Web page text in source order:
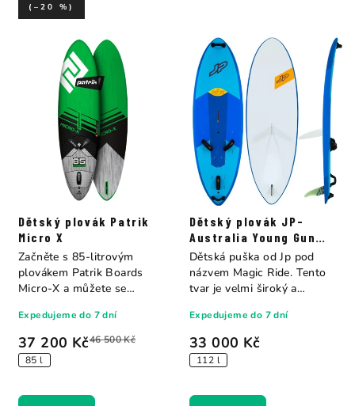
Dětský plovák Patrik
Micro X
37 200 Kč46 500 Kč
(–20 %)
85 l
Expedujeme do 7 dní
Začněte s 85-litrovým
plovákem Patrik Boards
Micro-X a můžete se
Dětský plovák JP-
Australia Young Gun
Magic Ride Es+Eva
33 000 Kč
112 l
Expedujeme do 7 dní
Dětská puška od Jp pod
názvem Magic Ride. Tento
tvar je velmi široký a